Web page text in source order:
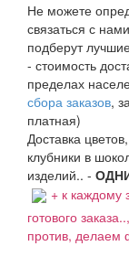
Не можете
связаться с
подберут
- стоимость
пределах
сбора заказов,
платная)
Доставка
клубники в
изделий.. -
+ к каждому
готового
против, делаем